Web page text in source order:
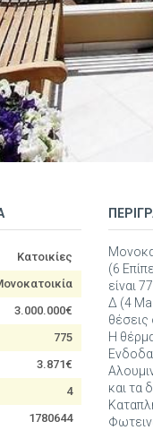
Κατοικίες
3.000.000€
775
3.871€
4
1780644
(6
είναι
Δ (4
θέσεις
Η
και τα